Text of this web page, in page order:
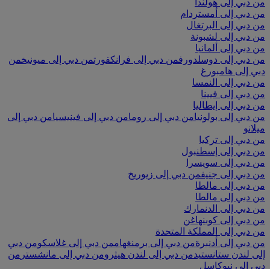
من دبي إلى هولندا
من دبي إلى أمستردام
من دبي إلى البرتغال
من دبي إلى لشبونة
من دبي إلى ألمانيا
من دبي إلى دوسلدورفمن دبي إلى فرانكفورتمن دبي إلى ميونيخمن
دبي إلى هامبورغ
من دبي إلى النمسا
من دبي إلى فيينا
من دبي إلى إيطاليا
من دبي إلى بولونيامن دبي إلى رومامن دبي إلى فينيسيامن دبي إلى
ميلانو
من دبي إلى تركيا
من دبي إلى إسطنبول
من دبي إلى سويسرا
من دبي إلى جنيفمن دبي إلى زيوريخ
من دبي إلى مالطا
من دبي إلى مالطا
من دبي إلى الدنمارك
من دبي إلى كوبنهاغن
من دبي إلى المملكة المتحدة
من دبي إلى أدنبرةمن دبي إلى برمنغهاممن دبي إلى غلاسكومن دبي
إلى لندن ستانستيدمن دبي إلى لندن هيثرومن دبي إلى مانشستر من
دبي إلى نيوكاسل